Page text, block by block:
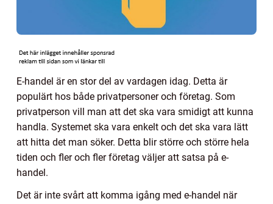
E-handel är en stor del av vardagen idag. Detta är
populärt hos både privatpersoner och företag. Som
privatperson vill man att det ska vara smidigt att kunna
handla. Systemet ska vara enkelt och det ska vara lätt
att hitta det man söker. Detta blir större och större hela
tiden och fler och fler företag väljer att satsa på e-
handel.
Det är inte svårt att komma igång med e-handel när